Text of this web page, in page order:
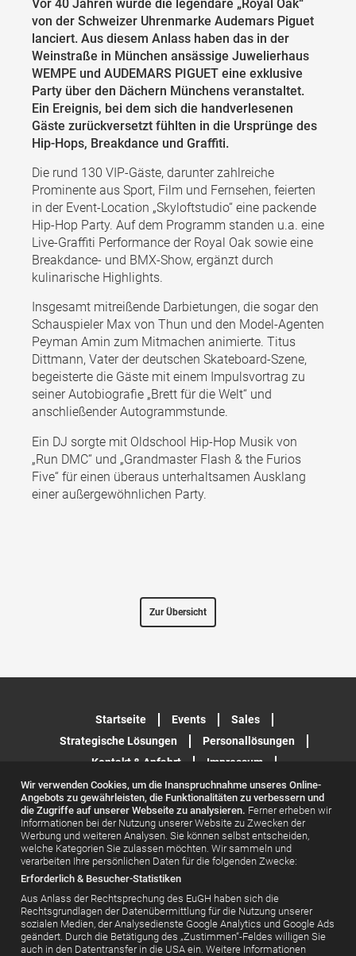
Vor 40 Jahren wurde die legendäre „Royal Oak“
von der Schweizer Uhrenmarke Audemars Piguet
lanciert. Aus diesem Anlass haben das in der
Weinstraße in München ansässige Juwelierhaus
WEMPE und AUDEMARS PIGUET eine exklusive
Party über den Dächern Münchens veranstaltet.
Ein Ereignis, bei dem sich die handverlesenen
Gäste zurückversetzt fühlten in die Ursprünge des
Hip-Hops, Breakdance und Graffiti.
Die rund 130 VIP-Gäste, darunter zahlreiche
Prominente aus Sport, Film und Fernsehen, feierten
in der Event-Location „Skyloftstudio“ eine packende
Hip-Hop Party. Auf dem Programm standen u.a. eine
Live-Graffiti Performance der Royal Oak sowie eine
Breakdance- und BMX-Show, ergänzt durch
kulinarische Highlights.
Insgesamt mitreißende Darbietungen, die sogar den
Schauspieler Max von Thun und den Model-Agenten
Peyman Amin zum Mitmachen animierte. Titus
Dittmann, Vater der deutschen Skateboard-Szene,
begeisterte die Gäste mit einem Impulsvortrag zu
seiner Autobiografie „Brett für die Welt“ und
anschließender Autogrammstunde.
Ein DJ sorgte mit Oldschool Hip-Hop Musik von
„Run DMC“ und „Grandmaster Flash & the Furios
Five“ für einen überaus unterhaltsamen Ausklang
einer außergewöhnlichen Party.
Zur Übersicht
Startseite Events
Sales
Strategische Lösungen
Personallösungen
Kontakt & Anfahrt
Impressum
Datenschutzerklärung
© PP LIVE GmbH, Walther-von-Cronberg-Platz 6, 60594 Frankfurt
am Main
Wir verwenden Cookies, um die Inanspruchnahme unseres Online-
Angebots zu gewährleisten, die Funktionalitäten zu verbessern und
die Zugriffe auf unserer Webseite zu analysieren. Ferner erheben wir
Informationen bei der Nutzung unserer Website zu Zwecken der
Werbung und weiteren Analysen. Sie können selbst entscheiden,
welche Kategorien Sie zulassen möchten. Wir sammeln und
verarbeiten Ihre persönlichen Daten für die folgenden Zwecke:
Erforderlich & Besucher-Statistiken
Aus Anlass der Rechtsprechung des EuGH haben sich die
Rechtsgrundlagen der Datenübermittlung für die Nutzung unserer
sozialen Medien, der Analysedienste Google Analytics und Google Ads
geändert. Durch die Betätigung des „Zustimmen“-Feldes willigen Sie
auch in den Datentransfer in die USA ein. Weitere Informationen